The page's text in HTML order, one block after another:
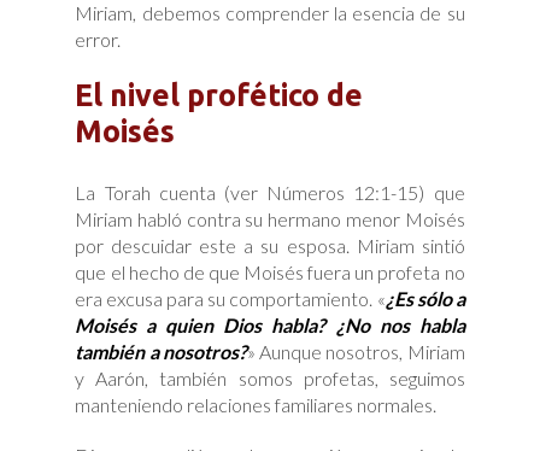
Miriam, debemos comprender la esencia de su
error.
El nivel profético de
Moisés
La Torah cuenta (ver Números 12:1-15) que
Miriam habló contra su hermano menor Moisés
por descuidar este a su esposa. Miriam sintió
que el hecho de que Moisés fuera un profeta no
era excusa para su comportamiento. «¿Es sólo a
Moisés a quien Dios habla? ¿No nos habla
también a nosotros?» Aunque nosotros, Miriam
y Aarón, también somos profetas, seguimos
manteniendo relaciones familiares normales.